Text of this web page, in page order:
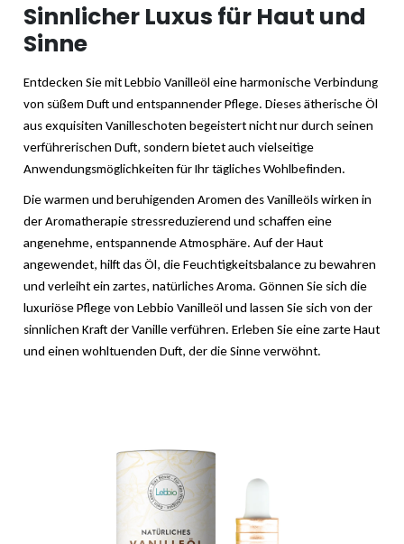
Sinnlicher Luxus für Haut und
Sinne
Entdecken Sie mit Lebbio Vanilleöl eine harmonische Verbindung
von süßem Duft und entspannender Pflege. Dieses ätherische Öl
aus exquisiten Vanilleschoten begeistert nicht nur durch seinen
verführerischen Duft, sondern bietet auch vielseitige
Anwendungsmöglichkeiten für Ihr tägliches Wohlbefinden.
Die warmen und beruhigenden Aromen des Vanilleöls wirken in
der Aromatherapie stressreduzierend und schaffen eine
angenehme, entspannende Atmosphäre. Auf der Haut
angewendet, hilft das Öl, die Feuchtigkeitsbalance zu bewahren
und verleiht ein zartes, natürliches Aroma. Gönnen Sie sich die
luxuriöse Pflege von Lebbio Vanilleöl und lassen Sie sich von der
sinnlichen Kraft der Vanille verführen. Erleben Sie eine zarte Haut
und einen wohltuenden Duft, der die Sinne verwöhnt.